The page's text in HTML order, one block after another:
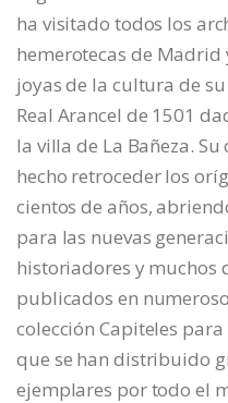
ha visitado todos los
hemerotecas de
joyas de la cultura de
Real Arancel de 1501
la villa de La Bañeza.
hecho retroceder los
cientos de años,
para las nuevas
historiadores y muchos
publicados en
colección Capiteles
que se han distribuido
ejemplares por todo el